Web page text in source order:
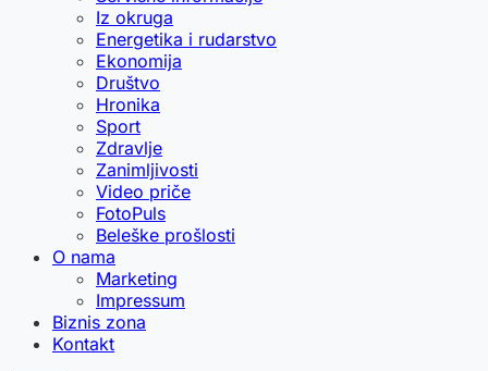
Iz okruga
Energetika i rudarstvo
Ekonomija
Društvo
Hronika
Sport
Zdravlje
Zanimljivosti
Video priče
FotoPuls
Beleške prošlosti
O nama
Marketing
Impressum
Biznis zona
Kontakt